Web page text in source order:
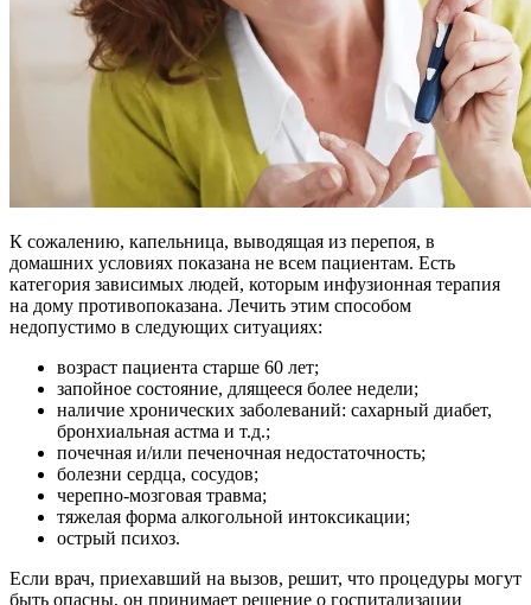
К сожалению, капельница, выводящая из перепоя, в
домашних условиях показана не всем пациентам. Есть
категория зависимых людей, которым инфузионная терапия
на дому противопоказана. Лечить этим способом
недопустимо в следующих ситуациях:
возраст пациента старше 60 лет;
запойное состояние, длящееся более недели;
наличие хронических заболеваний: сахарный диабет,
бронхиальная астма и т.д.;
почечная и/или печеночная недостаточность;
болезни сердца, сосудов;
черепно-мозговая травма;
тяжелая форма алкогольной интоксикации;
острый психоз.
Если врач, приехавший на вызов, решит, что процедуры могут
быть опасны, он принимает решение о госпитализации